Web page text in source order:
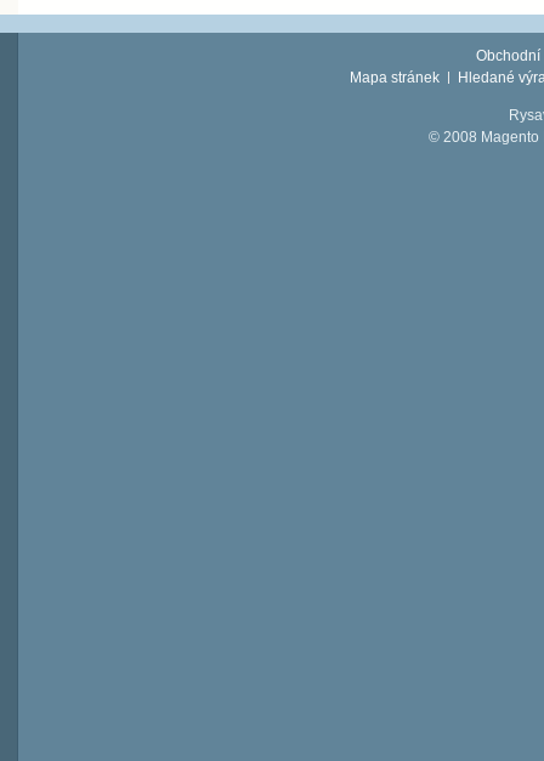
Obchodní
Mapa stránek
Hledané
© 2008 Magento